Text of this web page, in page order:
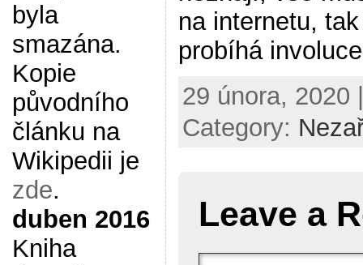
byla
smazána.
Kopie
původního
článku na
Wikipedii je
zde.
duben 2016
Kniha
na internetu,
probíhá
29 února, 2020 |
Category:
Leave a